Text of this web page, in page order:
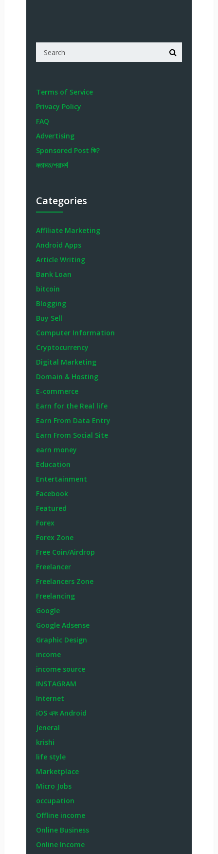
Terms of Service
Privacy Policy
FAQ
Advertising
Sponsored Post কি?
মতামত/পরামর্শ
Categories
Affiliate Marketing
Android Apps
Article Writing
Bank Loan
bitcoin
Blogging
Buy Sell
Computer Information
Cryptocurrency
Digital Marketing
Domain & Hosting
E-commerce
Earn for the Real life
Earn From Data Entry
Earn From Social Site
earn money
Education
Entertainment
Facebook
Featured
Forex
Forex Zone
Free Coin/Airdrop
Freelancer
Freelancers Zone
Freelancing
Google
Google Adsense
Graphic Design
income
income source
INSTAGRAM
Internet
iOS এবং Android
Jeneral
krishi
life style
Marketplace
Micro Jobs
occupation
Offline income
Online Business
Online Income